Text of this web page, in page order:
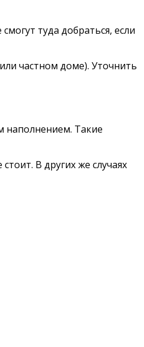
туда добраться, если
частном доме). Уточнить
наполнением. Такие
В других же случаях